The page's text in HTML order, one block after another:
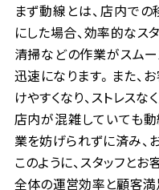
まず動線とは、店内で
にした場合、効率的なス
清掃などの作業がスム
迅速になります。また、
けやすくなり、ストレス
店内が混雑していても
業を妨げられずに済み、
このように、スタッフと
全体の運営効率と顧客満